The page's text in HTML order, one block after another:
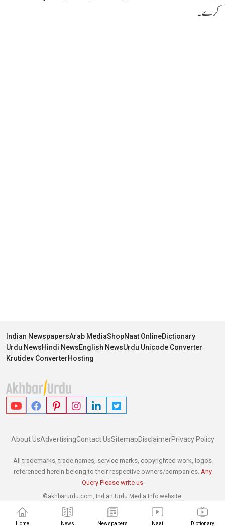
کرے۔
Indian NewspapersArab MediaShopNaat OnlineDictionary
Urdu NewsHindi NewsEnglish NewsUrdu Unicode Converter
Krutidev ConverterHosting
About UsAdvertisingContact UsSitemapDisclaimerPrivacy Policy
All trademarks, trade names, service marks, copyrighted work, logos
referenced herein belong to their respective owners/companies. Any
Query Please write us
©akhbarurdu.com, Indian Urdu Media Info website.
Home News Newspapers Naat Dictionary